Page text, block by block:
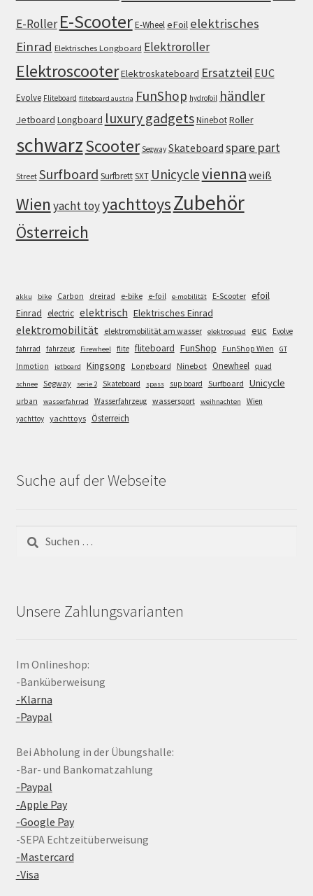
E-Roller E-ScooterE-WheeleFoil elektrisches
Einrad Elektrisches Longboard Elektroroller
ElektroscooterElektroskateboard Ersatzteil EUC
Evolve Fliteboard fliteboard austria FunShop hydrofoil händler
Jetboard Longboard luxury gadgetsNinebotRoller
schwarzScooter Segway Skateboard spare part
Street Surfboard SurfbrettSXT Unicyclevienna weiß
Wien yacht toyyachttoysZubehör
Österreich
akku bike Carbon dreirad e-bike e-foil e-mobilität E-Scooter efoil
Einrad electric elektrisch Elektrisches Einrad
elektromobilität elektromobilität am wasser elektroquad euc
Evolve
fahrrad
fahrzeug Firewheel flite fliteboard FunShop FunShop Wien GT
Inmotion jetboard Kingsong Longboard Ninebot Onewheel quad
schnee Segway serie 2 Skateboard spass sup board Surfboard Unicycle
urban wasserfahrrad Wasserfahrzeug wassersport weihnachten
Wien
yachttoy yachttoys Österreich
Suche auf der Webseite
nach:
Unsere Zahlungsvarianten
Im Onlineshop:
-Banküberweisung
-Klarna
-Paypal
Bei Abholung in der Übungshalle:
-Bar- und Bankomatzahlung
-Paypal
-Apple Pay
-Google Pay
-SEPA Echtzeitüberweisung
-Mastercard
-Visa